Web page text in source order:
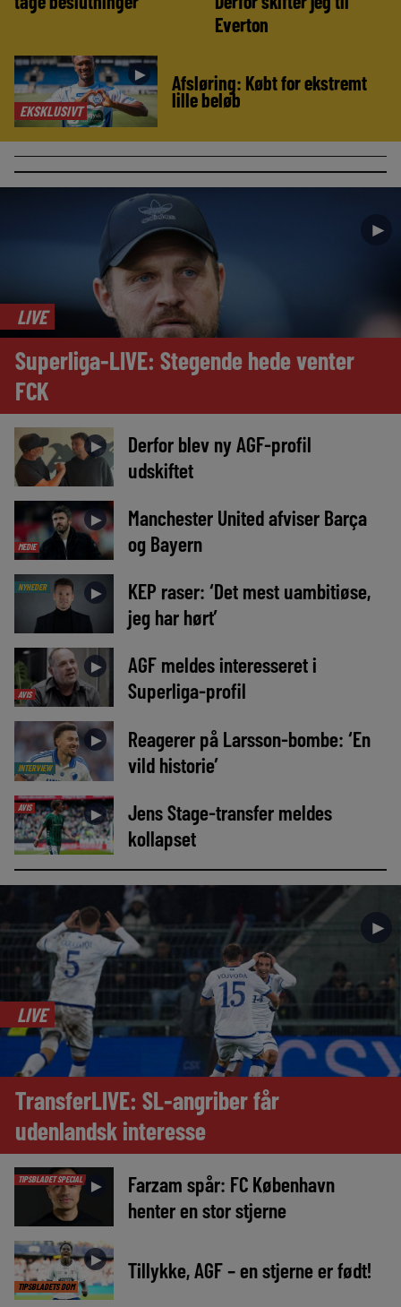
Everton
EKSKLUSIVT
► Afsløring: Købt for ekstremt
lille beløb
►
LIVE
Superliga-LIVE: Stegende hede venter
FCK
►
Derfor blev ny AGF-profil
udskiftet
MEDIE
►
Manchester United afviser Barça
og Bayern
NYHEDER ►
KEP raser: ‘Det mest uambitiøse,
jeg har hørt’
AVIS
►
AGF meldes interesseret i
Superliga-profil
INTERVIEW
►
Reagerer på Larsson-bombe: ‘En
vild historie’
AVIS ►
Jens Stage-transfer meldes
kollapset
►
LIVE
TransferLIVE: SL-angriber får
udenlandsk interesse
TIPSBLADET SPECIAL ►
Farzam spår: FC København
henter en stor stjerne
TIPSBLADETS DOM
► Tillykke, AGF – en stjerne er født!